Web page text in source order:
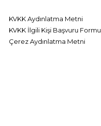
KVKK Aydınlatma Metni
KVKK İlgili Kişi Başvuru Formu
Çerez Aydınlatma Metni